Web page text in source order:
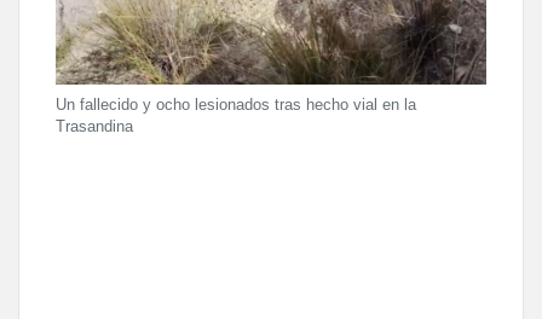
Un fallecido y ocho lesionados tras hecho vial en la
Trasandina